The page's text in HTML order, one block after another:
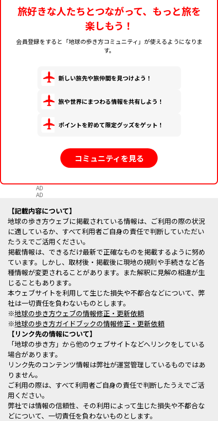
旅好きな人たちとつながって、もっと旅を
楽しもう！
会員登録をすると「地球の歩き方コミュニティ」が使えるようになりま
す。
新しい旅先や旅仲間を見つけよう！
旅や世界にまつわる情報を共有しよう！
ポイントを貯めて限定グッズをゲット！
コミュニティを見る
AD
AD
記載内容について
地球の歩き方ウェブに掲載されている情報は、ご利用の際の状況
に適しているか、すべて利用者ご自身の責任で判断していただい
たうえでご活用ください。
掲載情報は、できるだけ最新で正確なものを掲載するように努め
ています。しかし、取材後・掲載後に現地の規則や手続きなど各
種情報が変更されることがあります。また解釈に見解の相違が生
じることもあります。
本ウェブサイトを利用して生じた損失や不都合などについて、弊
社は一切責任を負わないものとします。
※地球の歩き方ウェブの情報修正・更新依頼
※地球の歩き方ガイドブックの情報修正・更新依頼
リンク先の情報について
「地球の歩き方」から他のウェブサイトなどへリンクをしている
場合があります。
リンク先のコンテンツ情報は弊社が運営管理しているものではあ
りません。
ご利用の際は、すべて利用者ご自身の責任で判断したうえでご活
用ください。
弊社では情報の信頼性、その利用によって生じた損失や不都合な
どについて、一切責任を負わないものとします。